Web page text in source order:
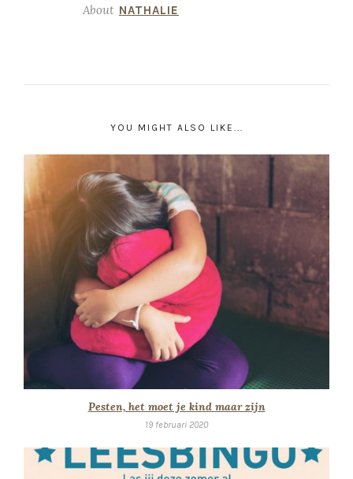
About NATHALIE
YOU MIGHT ALSO LIKE...
Pesten, het moet je kind maar zijn
19 februari 2020